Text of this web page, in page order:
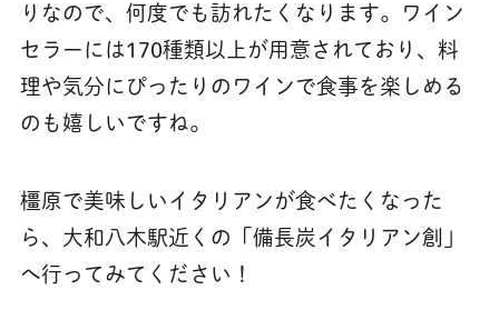
りなので、何度でも訪れたくなります。ワイン
セラーには170種類以上が用意されており、料
理や気分にぴったりのワインで食事を楽しめる
のも嬉しいですね。
橿原で美味しいイタリアンが食べたくなった
ら、大和八木駅近くの「備長炭イタリアン創」
へ行ってみてください！